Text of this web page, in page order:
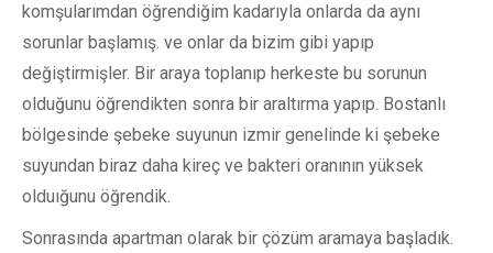
komşularımdan öğrendiğim kadarıyla onlarda da aynı
sorunlar başlamış. ve onlar da bizim gibi yapıp
değiştirmişler. Bir araya toplanıp herkeste bu sorunun
olduğunu öğrendikten sonra bir araltırma yapıp. Bostanlı
bölgesinde şebeke suyunun izmir genelinde ki şebeke
suyundan biraz daha kireç ve bakteri oranının yüksek
olduığunu öğrendik.
Sonrasında apartman olarak bir çözüm aramaya başladık.